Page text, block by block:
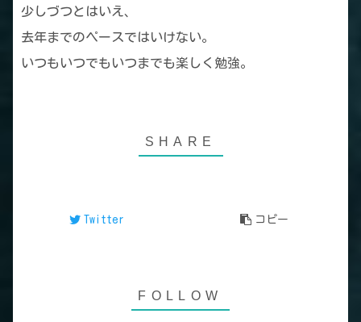
少しづつとはいえ、
去年までのペースではいけない。
いつもいつでもいつまでも楽しく勉強。
Twitter コピー